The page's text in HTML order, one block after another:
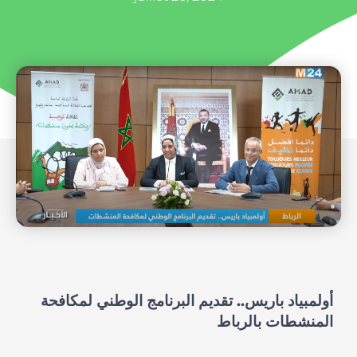
أولمبياد باريس.. تقديم البرنامج الوطني لمكافحة
المنشطات بالرباط